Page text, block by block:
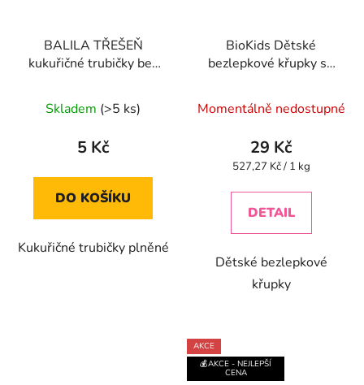
BALILA TŘEŠEŇ
kukuřičné trubičky bez
hodnocení
produktu
5,0
z
hvězdiček.
Skladem (>5 ks)
5 Kč
DO KOŠÍKU
Kukuřičné trubičky plněné
BioKids Dětské
bezlepkové křupky se
Momentálně nedostupné
29 Kč
Měrná
527,27 Kč / 1 kg
DETAIL
Dětské bezlepkové
křupky
AKCE
💰AKCE - NEJLEPŠÍ
CENA